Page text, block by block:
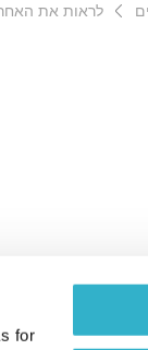
for
לראות את